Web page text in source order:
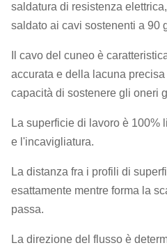
saldatura di resistenza
saldato ai cavi sostenenti a 90
Il cavo del cuneo è
accurata e della lacuna
capacità di sostenere gli oneri
La superficie di lavoro è
e l'incavigliatura.
La distanza fra i profili di
esattamente mentre forma la
passa.
La direzione del flusso è